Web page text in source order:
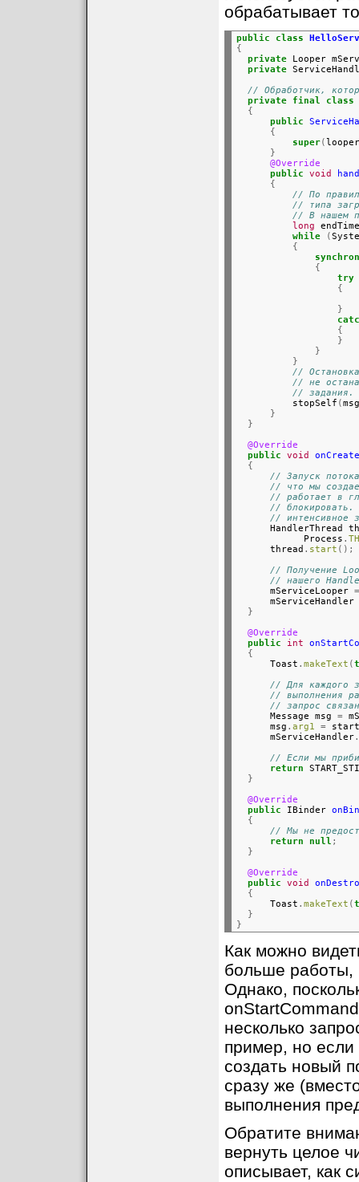
обрабатывает
public class
{
private Looper
private
// Обработчик,
private
final
class
{
public
{
super(looper
}
@Override
public
void
{
// По
// типа
// В нашем
long
while
(
{
{
try
{
}
{
}
}
}
//
// не
// задания.
          stopSelf
(msg
}
}
@Override
public
void
onCreate
{
// Запуск
// что мы
// работает в
// блокировать.
// интенсивное
HandlerThread
            Process
.
      thread
. start ();
// Получение
// нашего
      mServiceLooper
=
      mServiceHandler
}
@Override
public
int
{
      Toast
. makeText (
// Для каждого
// выполнения
// запрос
      Message msg
=
      msg
. arg1 =
      mServiceHandler
.
// Если мы
return
}
@Override
public IBinder
{
// Мы не
return
null ;
}
@Override
public
void
{
      Toast
. makeText (
}
}
Как можно
больше работы,
Однако,
несколько
пример, но
создать новый
сразу же
выполнения
Обратите
вернуть целое
описывает, как